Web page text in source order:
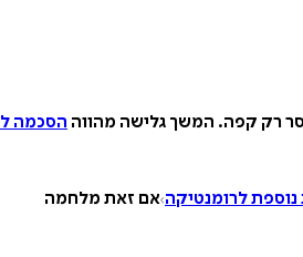
רק קפה. המשך גלישה מהווה הסכמה
נוספת לרומנטיקה אם זאת מלחמה